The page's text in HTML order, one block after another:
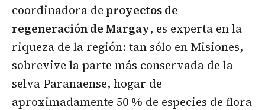
coordinadora deproyectos de
regeneración de Margay, es experta en la
riqueza de la región: tan sólo en Misiones,
sobrevive la parte más conservada de la
selva Paranaense, hogar de
aproximadamente 50 % de especies de flora